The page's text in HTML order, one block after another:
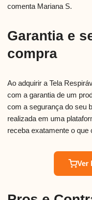
comenta Mariana S.
Garantia e
compra
Ao adquirir a Tela
com a garantia de um
com a segurança do seu
realizada em uma
receba exatamente o que
Ver